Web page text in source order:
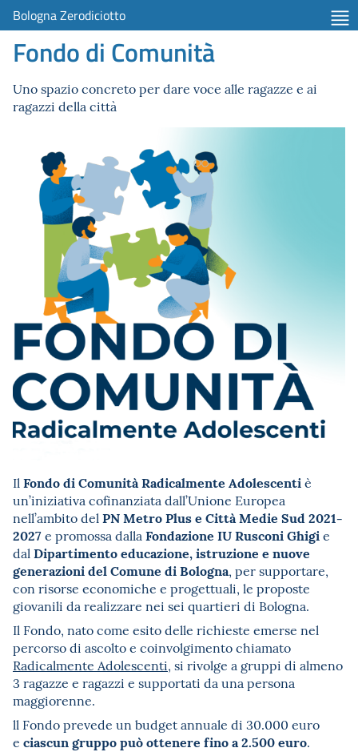
Bologna Zerodiciotto
Fondo di Comunità
Uno spazio concreto per dare voce alle ragazze e ai
ragazzi della città
Il Fondo di Comunità Radicalmente Adolescentiè
un’iniziativa cofinanziata dall’Unione Europea
nell’ambito del PN Metro Plus e Città Medie Sud 2021-
2027e promossa dalla Fondazione IU Rusconi Ghigie
dal Dipartimento educazione, istruzione e nuove
generazioni del Comune di Bologna, persupportare,
con risorse economiche e progettuali, le proposte
giovanili da realizzare nei sei quartieri di Bologna.
Il Fondo, nato come esito delle richieste emerse nel
percorso di ascolto e coinvolgimento chiamato
Radicalmente Adolescenti, si rivolge a gruppi di almeno
3 ragazze e ragazzi e supportati da una persona
maggiorenne.
ll Fondo prevede un budget annuale di 30.000 euro
e ciascun gruppo può ottenere fino a 2.500 euro.